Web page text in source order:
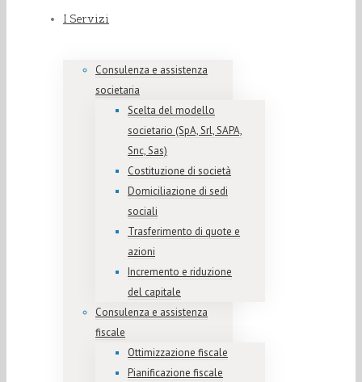
I Servizi
Consulenza e assistenza
societaria
Scelta del modello
societario (SpA, Srl, SAPA,
Snc, Sas)
Costituzione di società
Domiciliazione di sedi
sociali
Trasferimento di quote e
azioni
Incremento e riduzione
del capitale
Consulenza e assistenza
fiscale
Ottimizzazione fiscale
Pianificazione fiscale